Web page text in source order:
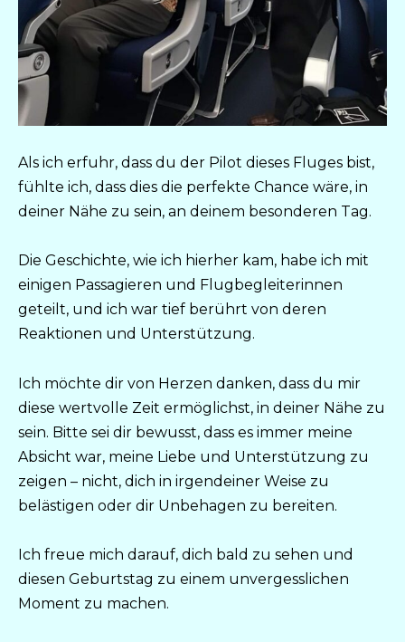
Als ich erfuhr, dass du der Pilot dieses Fluges bist,
fühlte ich, dass dies die perfekte Chance wäre, in
deiner Nähe zu sein, an deinem besonderen Tag.
Die Geschichte, wie ich hierher kam, habe ich mit
einigen Passagieren und Flugbegleiterinnen
geteilt, und ich war tief berührt von deren
Reaktionen und Unterstützung.
Ich möchte dir von Herzen danken, dass du mir
diese wertvolle Zeit ermöglichst, in deiner Nähe zu
sein. Bitte sei dir bewusst, dass es immer meine
Absicht war, meine Liebe und Unterstützung zu
zeigen – nicht, dich in irgendeiner Weise zu
belästigen oder dir Unbehagen zu bereiten.
Ich freue mich darauf, dich bald zu sehen und
diesen Geburtstag zu einem unvergesslichen
Moment zu machen.